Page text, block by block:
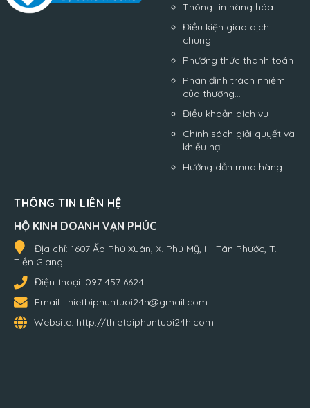
Thông tin hàng hóa
Điều kiện giao dịch
chung
Phương thức thanh toán
Phân định trách nhiệm
của thương...
Điều khoản dịch vụ
Chính sách giải quyết và
khiếu nại
Hướng dẫn mua hàng
THÔNG TIN LIÊN HỆ
HỘ KINH DOANH VẠN PHÚC
Địa chỉ: 1607 Ấp Phú Xuân, X. Phú Mỹ, H. Tân Phước, T.
Tiền Giang
Điện thoại: 097 457 6624
Email: thietbiphuntuoi24h@gmail.com
Website: http://thietbiphuntuoi24h.com